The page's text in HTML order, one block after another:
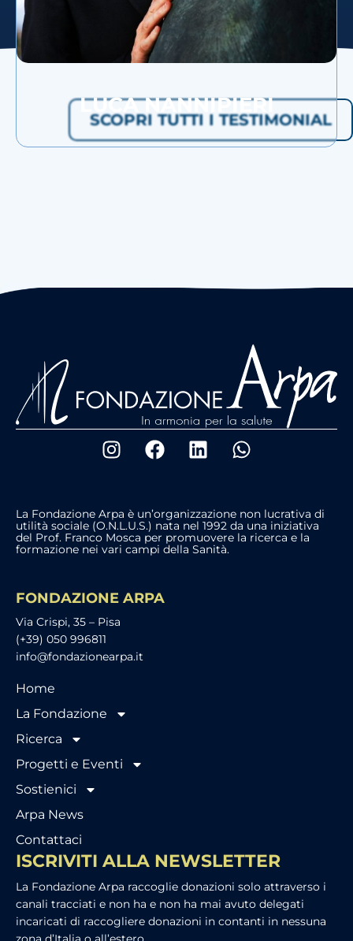
LUCA NANNIPIERI
SCOPRI TUTTI I TESTIMONIAL
La Fondazione Arpa è un’organizzazione non lucrativa di
utilità sociale (O.N.L.U.S.) nata nel 1992 da una iniziativa
del Prof. Franco Mosca per promuovere la ricerca e la
formazione nei vari campi della Sanità.
FONDAZIONE ARPA
Via Crispi, 35 – Pisa
(+39) 050 996811
info@fondazionearpa.it
Home
La Fondazione
Ricerca
Progetti e Eventi
Sostienici
Arpa News
Contattaci
ISCRIVITI ALLA NEWSLETTER
La Fondazione Arpa raccoglie donazioni solo attraverso i
canali tracciati e non ha e non ha mai avuto delegati
incaricati di raccogliere donazioni in contanti in nessuna